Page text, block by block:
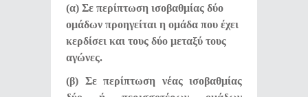
(α) Σε περίπτωση ισοβαθμίας δύο
ομάδων προηγείται η ομάδα που έχει
κερδίσει και τους δύο μεταξύ τους
αγώνες.
(β) Σε περίπτωση νέας ισοβαθμίας